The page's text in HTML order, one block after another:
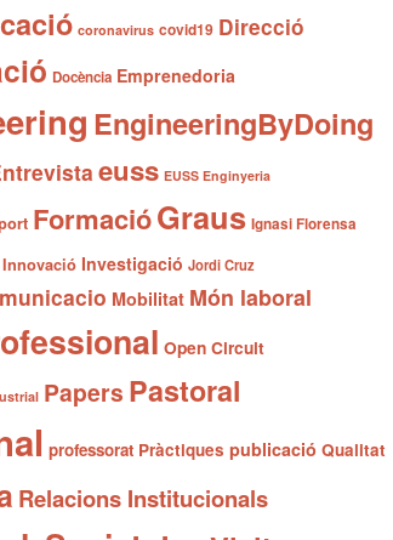
coronavirus covid19 Direcció
Docència Emprenedoria
EngineeringByDoing
euss EUSS Enginyeria
FormacióGraus Ignasi Florensa
Innovació Investigació Jordi Cruz
Mobilitat Món laboral
Open Circuit
Papers Pastoral
professorat Pràctiques publicació Qualitat
Relacions Institucionals